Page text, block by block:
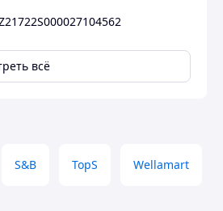
всё
S&B TopS Wellamart